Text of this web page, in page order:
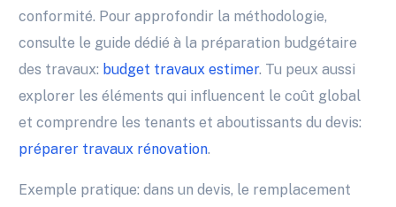
conformité. Pour approfondir la méthodologie,
consulte le guide dédié à la préparation budgétaire
des travaux: budget travaux estimer. Tu peux aussi
explorer les éléments qui influencent le coût global
et comprendre les tenants et aboutissants du devis:
préparer travaux rénovation.
Exemple pratique: dans un devis, le remplacement